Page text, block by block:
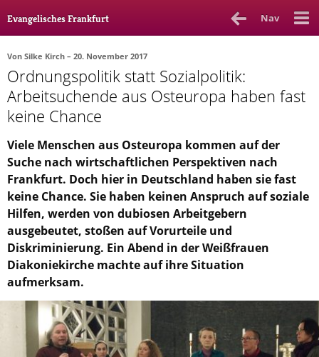
Evangelisches Frankfurt Nav
Rubrik Ausgabe Autor_in
Bücher & Filme
Ethik
Gott & Glauben
Kultur
Lebenslagen
Meinungen
Menschen
Stadtkirche
Aktuelle Printausgabe
Von Silke Kirch – 20. November 2017
Ordnungspolitik statt Sozialpolitik:
Arbeitsuchende aus Osteuropa haben fast
keine Chance
Viele Menschen aus Osteuropa kommen auf der
Suche nach wirtschaftlichen Perspektiven nach
Frankfurt. Doch hier in Deutschland haben sie fast
keine Chance. Sie haben keinen Anspruch auf soziale
Hilfen, werden von dubiosen Arbeitgebern
ausgebeutet, stoßen auf Vorurteile und
Diskriminierung. Ein Abend in der Weißfrauen
Diakoniekirche machte auf ihre Situation
aufmerksam.